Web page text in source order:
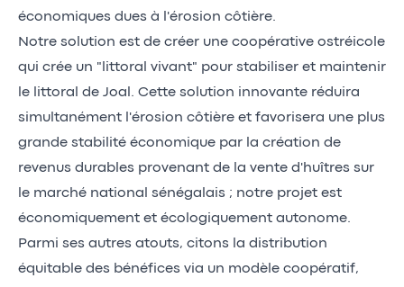
économiques dues à l'érosion côtière.
Notre solution est de créer une coopérative ostréicole
qui crée un "littoral vivant" pour stabiliser et maintenir
le littoral de Joal. Cette solution innovante réduira
simultanément l'érosion côtière et favorisera une plus
grande stabilité économique par la création de
revenus durables provenant de la vente d'huîtres sur
le marché national sénégalais ; notre projet est
économiquement et écologiquement autonome.
Parmi ses autres atouts, citons la distribution
équitable des bénéfices via un modèle coopératif,